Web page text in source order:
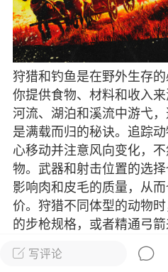
游戏商城 每日签到
游民通 Lv.13
版主
19 23:03
电脑端 问题解决
我在商城购买的虚拟产品
在那里查看卡密？
发货的商品在那里查看卡密
：下单以后在右边消息栏查
像 — 我的订单 — 待评价 —
看卡密详情问：我...
写评论
狩猎和钓鱼是在野外生存
你提供食物、材料和收入
河流、湖泊和溪流中游弋
是满载而归的秘诀。追踪
心移动并注意风向变化，
物。武器和射击位置的选
影响肉和皮毛的质量，从
价。狩猎不同体型的动物
的步枪规格，或者精通弓